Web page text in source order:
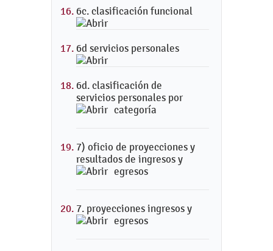
6c. clasificación funcional
6d servicios personales
6d. clasificación de
servicios personales por
categoría
7) oficio de proyecciones y
resultados de ingresos y
egresos
7. proyecciones ingresos y
egresos